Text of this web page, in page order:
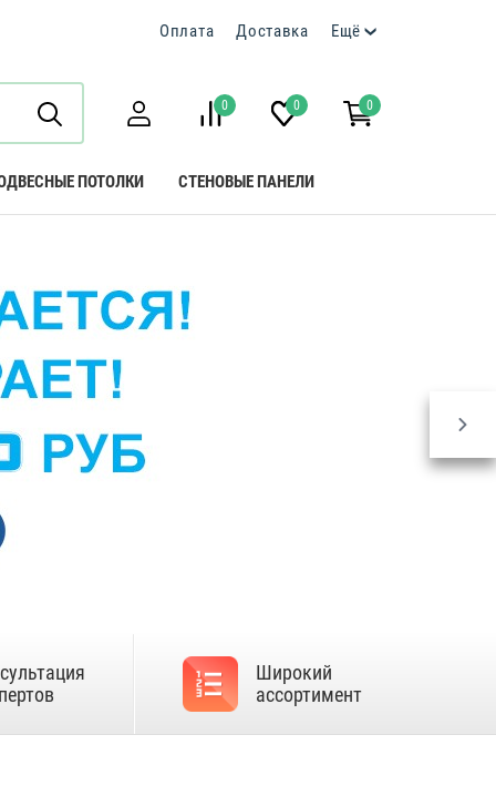
Оплата Доставка Ещё
0 0 0
ПОТОЛКИ СТЕНОВЫЕ ПАНЕЛИ
Широкий
ассортимент